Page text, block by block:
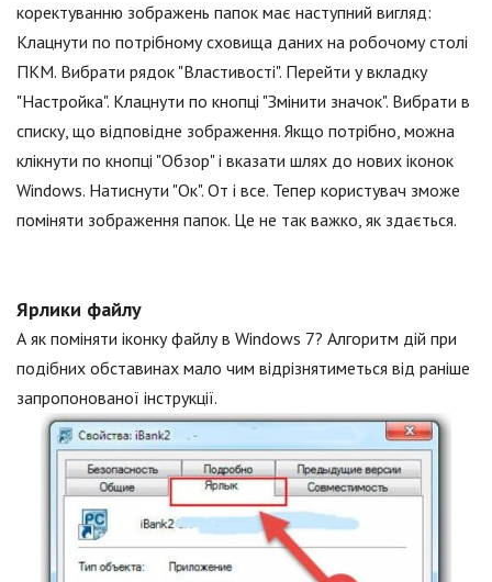
коректуванню зображень папок має наступний вигляд:
Клацнути по потрібному сховища даних на робочому столі
ПКМ. Вибрати рядок "Властивості". Перейти у вкладку
"Настройка". Клацнути по кнопці "Змінити значок". Вибрати в
списку, що відповідне зображення. Якщо потрібно, можна
клікнути по кнопці "Обзор" і вказати шлях до нових іконок
Windows. Натиснути "Ок". От і все. Тепер користувач зможе
поміняти зображення папок. Це не так важко, як здається.
Ярлики файлу
А як поміняти іконку файлу в Windows 7? Алгоритм дій при
подібних обставинах мало чим відрізнятиметься від раніше
запропонованої інструкції.